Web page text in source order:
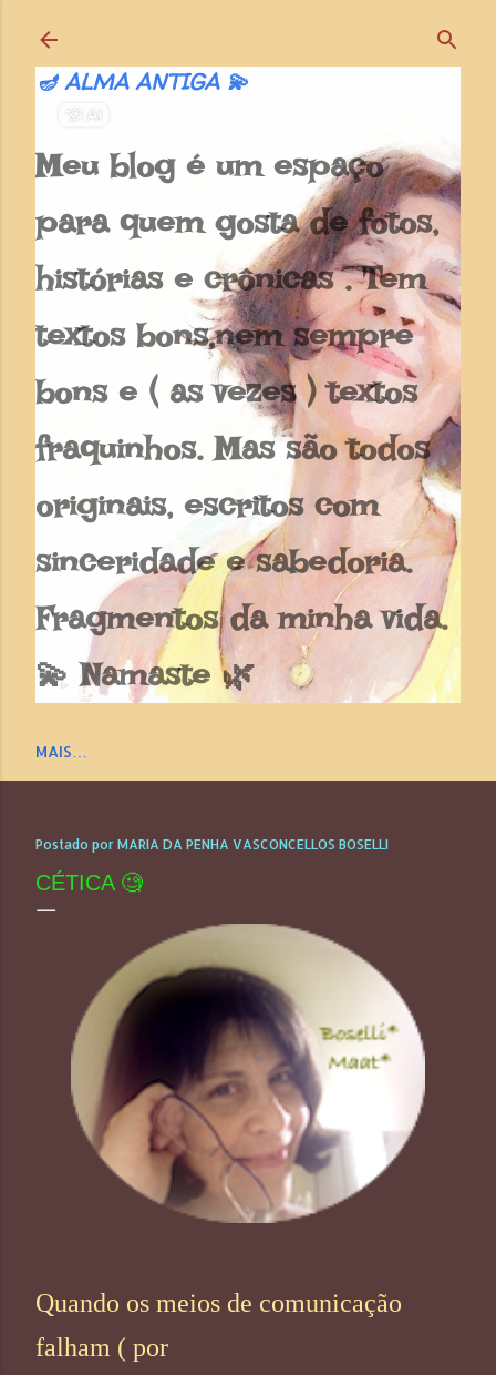
🪔 ALMA ANTIGA 💫
Meu blog é um espaço
para quem gosta de fotos,
histórias e crônicas . Tem
textos bons,nem sempre
bons e ( as vezes ) textos
fraquinhos. Mas são todos
originais, escritos com
sinceridade e sabedoria.
Fragmentos da minha vida.
💫 Namaste 🌿
MAIS…
Postado por MARIA DA PENHA VASCONCELLOS BOSELLI
CÉTICA 🧐
Quando os meios de comunicação
falham ( por